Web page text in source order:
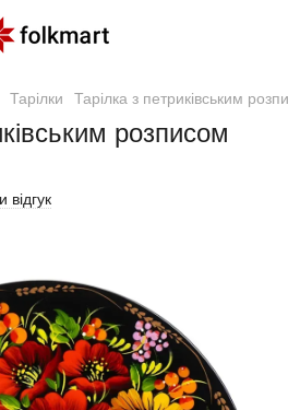
Тарілки Тарілка з петриківським
розписом
відгук